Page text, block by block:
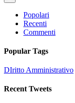
Popolari
Recenti
Commenti
Popular Tags
DIritto Amministrativo
Recent Tweets